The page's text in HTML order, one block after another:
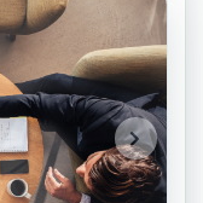
von 40.000,00 EUR.
4.
Robots-Angaben,